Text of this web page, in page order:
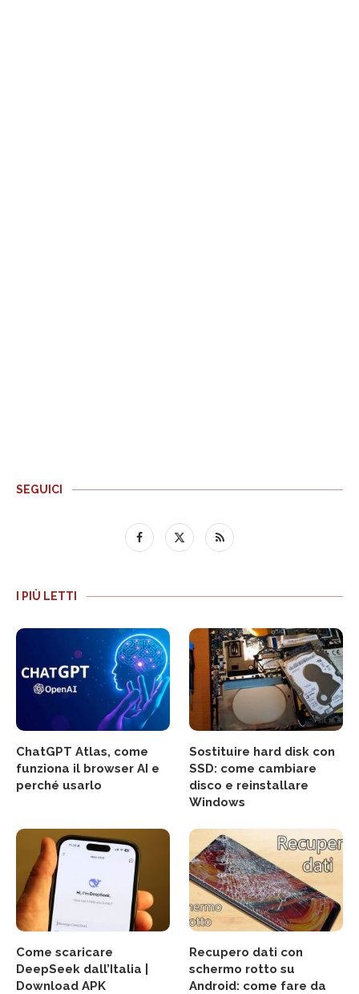
SEGUICI
I PIÙ LETTI
ChatGPT Atlas, come
funziona il browser AI e
perché usarlo
Sostituire hard disk con
SSD: come cambiare
disco e reinstallare
Windows
Come scaricare
DeepSeek dall’Italia |
Download APK
Recupero dati con
schermo rotto su
Android: come fare da